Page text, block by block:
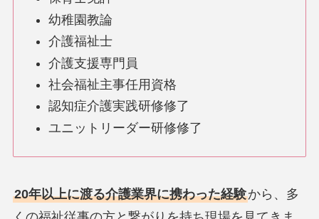
幼稚園教論
介護福祉士
介護支援専門員
社会福祉主事任用資格
認知症介護実践研修修了
ユニットリーダー研修修了
20年以上に渡る介護業界に携わった経験から、多